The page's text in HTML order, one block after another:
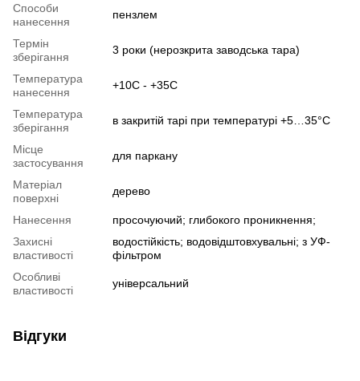
Способи
нанесення
пензлем
Термін
зберігання
3 роки (нерозкрита заводська тара)
Температура
нанесення
+10C - +35C
Температура
зберігання
в закритій тарі при температурі +5…35°C
Місце
застосування
для паркану
Матеріал
поверхні
дерево
Нанесення
просочуючий; глибокого проникнення;
Захисні
властивості
водостійкість; водовідштовхувальні; з УФ-
фільтром
Особливі
властивості
універсальний
Відгуки